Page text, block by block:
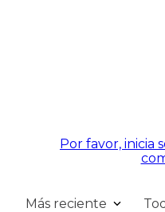
Por favor, inicia
Más reciente